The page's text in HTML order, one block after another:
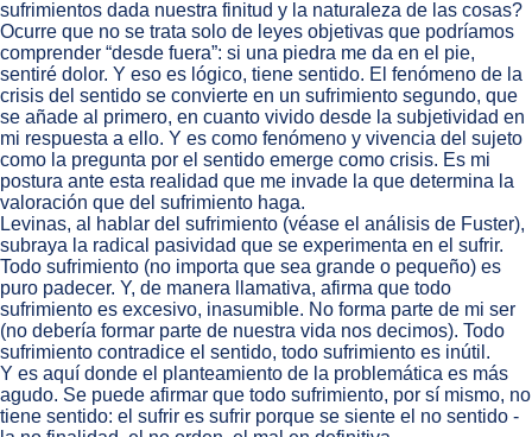
sufrimientos dada nuestra finitud y la naturaleza de las cosas?
Ocurre que no se trata solo de leyes objetivas que podríamos
comprender “desde fuera”: si una piedra me da en el pie,
sentiré dolor. Y eso es lógico, tiene sentido. El fenómeno de la
crisis del sentido se convierte en un sufrimiento segundo, que
se añade al primero, en cuanto vivido desde la subjetividad en
mi respuesta a ello. Y es como fenómeno y vivencia del sujeto
como la pregunta por el sentido emerge como crisis. Es mi
postura ante esta realidad que me invade la que determina la
valoración que del sufrimiento haga.
Levinas, al hablar del sufrimiento (véase el análisis de Fuster),
subraya la radical pasividad que se experimenta en el sufrir.
Todo sufrimiento (no importa que sea grande o pequeño) es
puro padecer. Y, de manera llamativa, afirma que todo
sufrimiento es excesivo, inasumible. No forma parte de mi ser
(no debería formar parte de nuestra vida nos decimos). Todo
sufrimiento contradice el sentido, todo sufrimiento es inútil.
Y es aquí donde el planteamiento de la problemática es más
agudo. Se puede afirmar que todo sufrimiento, por sí mismo, no
tiene sentido: el sufrir es sufrir porque se siente el no sentido -